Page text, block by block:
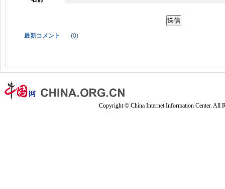
最新コメント (0)